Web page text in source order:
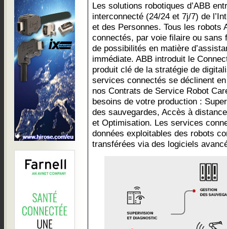
Les solutions robotiques d’ABB
interconnecté (24/24 et 7j/7) de
et des Personnes. Tous les robots
connectés, par voie filaire ou
de possibilités en matière
immédiate. ABB introduit le
produit clé de la stratégie de
services connectés se déclinent
nos Contrats de Service Robot
besoins de votre production :
des sauvegardes, Accès à
et Optimisation. Les services
données exploitables des robots
transférées via des logiciels